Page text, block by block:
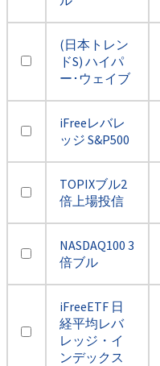
(日本トレン
ドS) ハイパ
ー･ウェイブ
iFreeレバレ
ッジ S&P500
TOPIXブル2
倍上場投信
NASDAQ100 3
倍ブル
iFreeETF 日
経平均レバ
レッジ・イ
ンデックス